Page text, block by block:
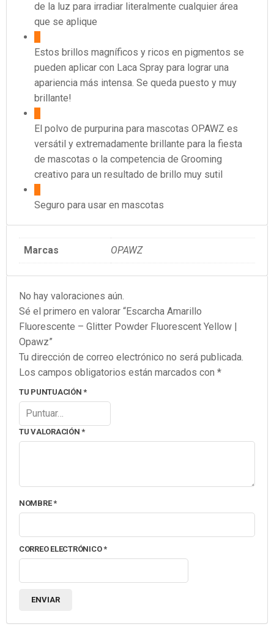
de la luz para irradiar literalmente cualquier área
que se aplique
Estos brillos magníficos y ricos en pigmentos se
pueden aplicar con Laca Spray para lograr una
apariencia más intensa. Se queda puesto y muy
brillante!
El polvo de purpurina para mascotas OPAWZ es
versátil y extremadamente brillante para la fiesta
de mascotas o la competencia de Grooming
creativo para un resultado de brillo muy sutil
Seguro para usar en mascotas
Marcas OPAWZ
No hay valoraciones aún.
Sé el primero en valorar “Escarcha Amarillo
Fluorescente – Glitter Powder Fluorescent Yellow |
Opawz”
Tu dirección de correo electrónico no será publicada.
Los campos obligatorios están marcados con *
TU PUNTUACIÓN*
TU VALORACIÓN*
NOMBRE*
CORREO ELECTRÓNICO*